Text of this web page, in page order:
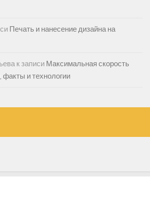
Печать и нанесение дизайна на
к записи Максимальная скорость
и технологии